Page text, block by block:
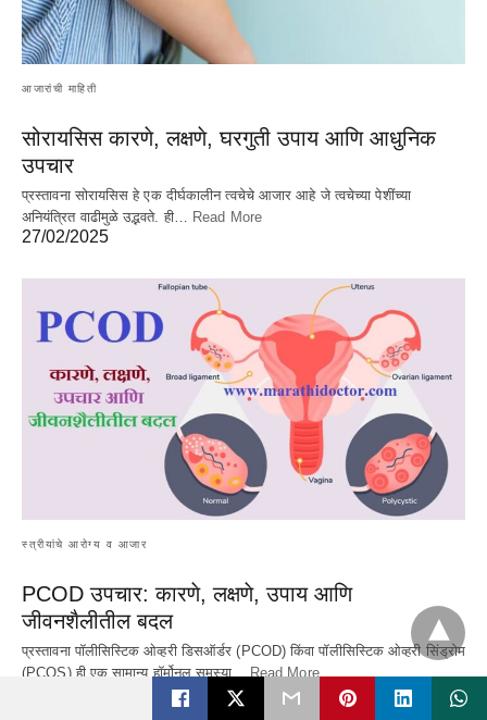
आजारांची माहिती
सोरायसिस कारणे, लक्षणे, घरगुती उपाय आणि आधुनिक
उपचार
प्रस्तावना सोरायसिस हे एक दीर्घकालीन त्वचेचे आजार आहे जे त्वचेच्या पेशींच्या
अनियंत्रित वाढीमुळे उद्भवते. ही… Read More
27/02/2025
स्त्रीयांचे आरोग्य व आजार
PCOD उपचार: कारणे, लक्षणे, उपाय आणि
जीवनशैलीतील बदल
प्रस्तावना पॉलीसिस्टिक ओव्हरी डिसऑर्डर (PCOD) किंवा पॉलीसिस्टिक ओव्हरी सिंड्रोम
(PCOS) ही एक सामान्य हॉर्मोनल समस्या…Read More